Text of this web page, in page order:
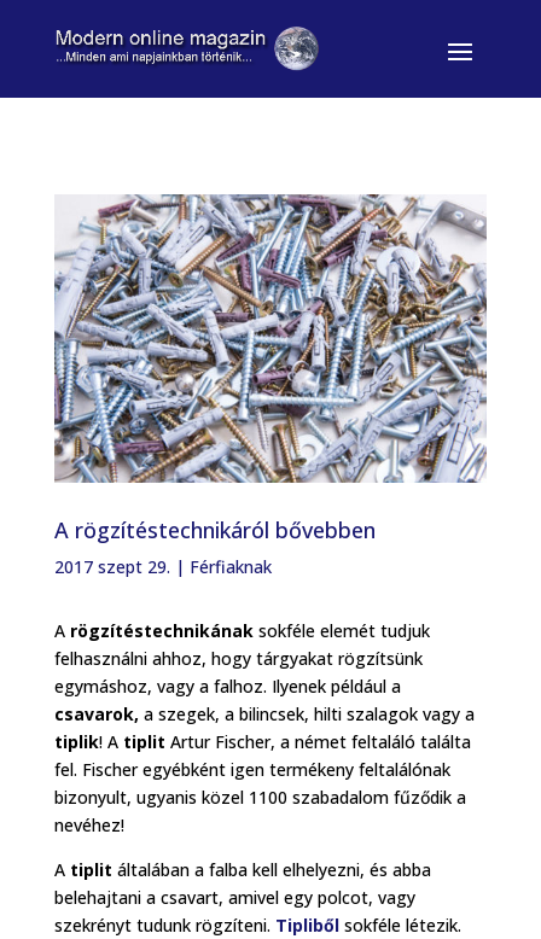
A rögzítéstechnikáról bővebben
2017 szept 29. | Férfiaknak
A rögzítéstechnikánaksokféle elemét tudjuk
felhasználni ahhoz, hogy tárgyakat rögzítsünk
egymáshoz, vagy a falhoz. Ilyenek például a
csavarok, a szegek, a bilincsek, hilti szalagok vagy a
tiplik! A tiplit Artur Fischer, a német feltaláló találta
fel. Fischer egyébként igen termékeny feltalálónak
bizonyult, ugyanis közel 1100 szabadalom fűződik a
nevéhez!
A tiplit általában a falba kell elhelyezni, és abba
belehajtani a csavart, amivel egy polcot, vagy
szekrényt tudunk rögzíteni. Tiplibőlsokféle létezik.